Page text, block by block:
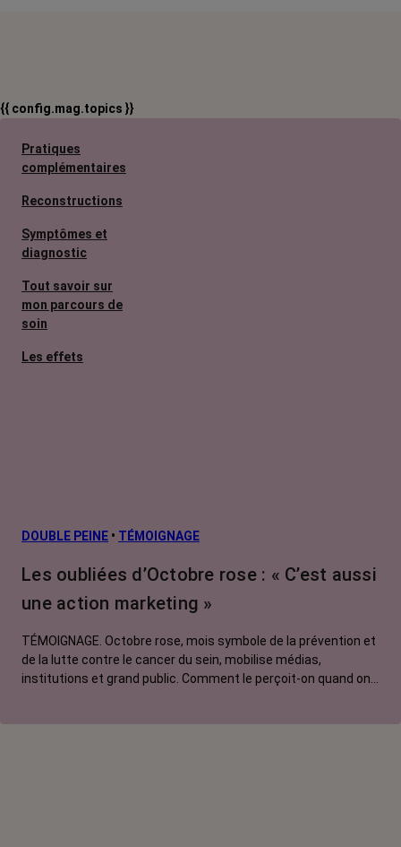
{{ config.mag.topics }}
Pratiques
complémentaires
Reconstructions
Symptômes et
diagnostic
Tout savoir sur
mon parcours de
soin
Les effets
L’après cancer
Traitements
contre le cancer
DOUBLE PEINE • TÉMOIGNAGE
Les oubliées d’Octobre rose : « C’est aussi
une action marketing »
TÉMOIGNAGE. Octobre rose, mois symbole de la prévention et
de la lutte contre le cancer du sein, mobilise médias,
institutions et grand public. Comment le perçoit-on quand on